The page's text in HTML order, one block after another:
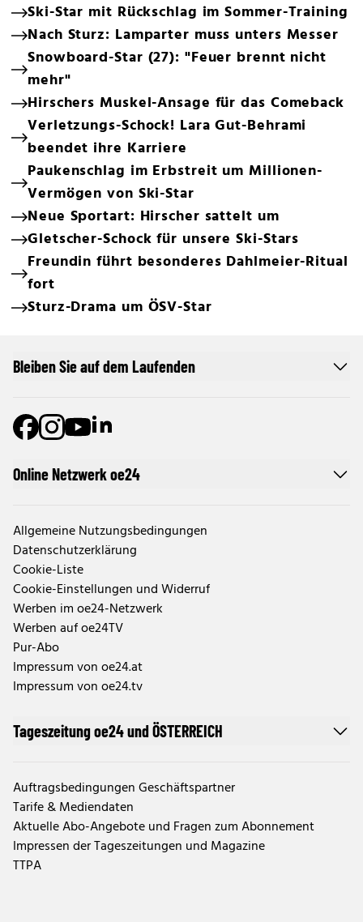
Ski-Star mit Rückschlag im Sommer-Training
Nach Sturz: Lamparter muss unters Messer
Snowboard-Star (27): "Feuer brennt nicht
mehr"
Hirschers Muskel-Ansage für das Comeback
Verletzungs-Schock! Lara Gut-Behrami
beendet ihre Karriere
Paukenschlag im Erbstreit um Millionen-
Vermögen von Ski-Star
Neue Sportart: Hirscher sattelt um
Gletscher-Schock für unsere Ski-Stars
Freundin führt besonderes Dahlmeier-Ritual
fort
Sturz-Drama um ÖSV-Star
Online Netzwerk oe24
Allgemeine Nutzungsbedingungen
Datenschutzerklärung
Cookie-Liste
Cookie-Einstellungen und Widerruf
Werben im oe24-Netzwerk
Werben auf oe24TV
Pur-Abo
Impressum von oe24.at
Impressum von oe24.tv
Tageszeitung oe24 und ÖSTERREICH
Auftragsbedingungen Geschäftspartner
Tarife & Mediendaten
Aktuelle Abo-Angebote und Fragen zum Abonnement
Impressen der Tageszeitungen und Magazine
TTPA
Bleiben Sie auf dem Laufenden